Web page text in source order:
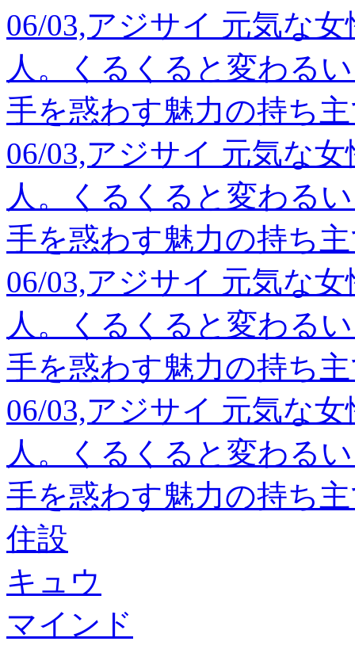
06/03,アジサイ 元気な
人。くるくると変わる
手を惑わす魅力の持ち
06/03,アジサイ 元気な
人。くるくると変わる
手を惑わす魅力の持ち
06/03,アジサイ 元気な
人。くるくると変わる
手を惑わす魅力の持ち
06/03,アジサイ 元気な
人。くるくると変わる
手を惑わす魅力の持ち
住設
キュウ
マインド